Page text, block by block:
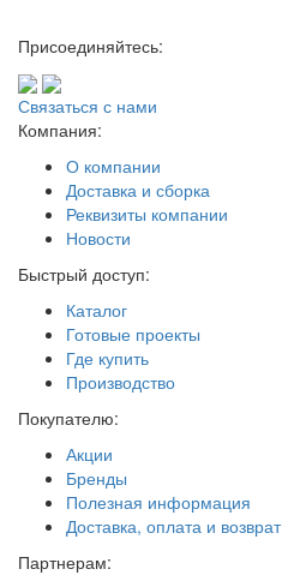
Присоединяйтесь:
Связаться с нами
Компания:
О компании
Доставка и сборка
Реквизиты компании
Новости
Быстрый доступ:
Каталог
Готовые проекты
Где купить
Производство
Покупателю:
Акции
Бренды
Полезная информация
Доставка, оплата и возврат
Партнерам: